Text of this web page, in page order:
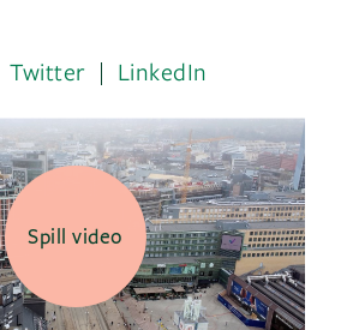
Twitter LinkedIn
Spill video